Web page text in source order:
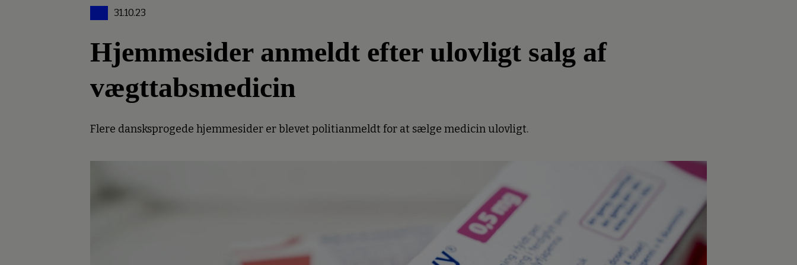
31.10.23
Hjemmesider anmeldt efter ulovligt salg af
vægttabsmedicin
Flere dansksprogede hjemmesider er blevet politianmeldt for at sælge medicin ulovligt.